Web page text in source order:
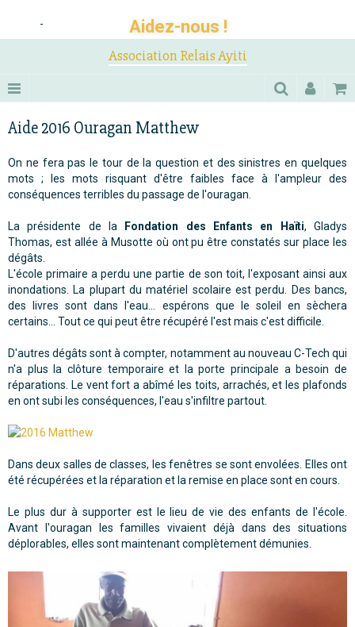
Aidez-nous !
-
Association Relais Ayiti
Aide 2016 Ouragan Matthew
On ne fera pas le tour de la question et des sinistres en quelques
mots ; les mots risquant d'être faibles face à l'ampleur des
conséquences terribles du passage de l'ouragan.
La présidente de la Fondation des Enfants en Haïti, Gladys
Thomas, est allée à Musotte où ont pu être constatés sur place les
dégâts.
L'école primaire a perdu une partie de son toit, l'exposant ainsi aux
inondations. La plupart du matériel scolaire est perdu. Des bancs,
des livres sont dans l'eau... espérons que le soleil en sèchera
certains... Tout ce qui peut être récupéré l'est mais c'est difficile.
D'autres dégâts sont à compter, notamment au nouveau C-Tech qui
n'a plus la clôture temporaire et la porte principale a besoin de
réparations. Le vent fort a abîmé les toits, arrachés, et les plafonds
en ont subi les conséquences, l'eau s'infiltre partout.
Dans deux salles de classes, les fenêtres se sont envolées. Elles ont
été récupérées et la réparation et la remise en place sont en cours.
Le plus dur à supporter est le lieu de vie des enfants de l'école.
Avant l'ouragan les familles vivaient déjà dans des situations
déplorables, elles sont maintenant complètement démunies.